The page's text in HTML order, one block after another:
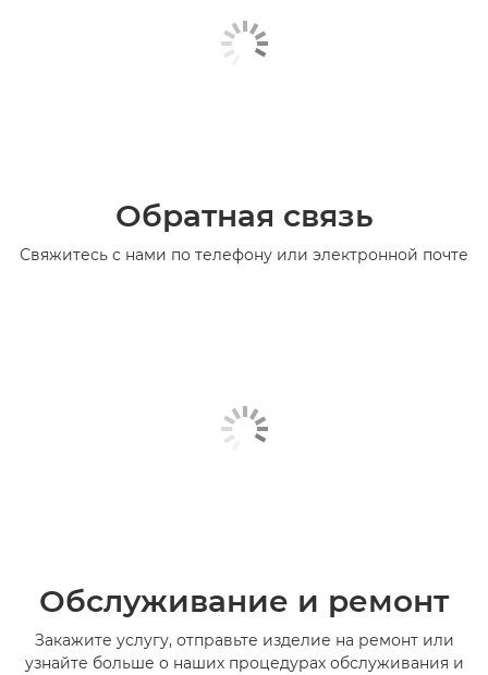
Обратная связь
Свяжитесь с нами по телефону или электронной почте
Обслуживание и ремонт
Закажите услугу, отправьте изделие на ремонт или
узнайте больше о наших процедурах обслуживания и